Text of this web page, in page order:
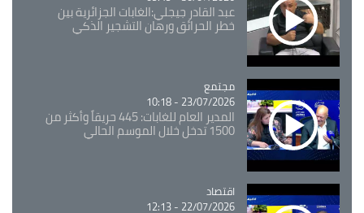
عبد القادر جيجلي:الغابات الجزائرية بين
خطر الحرائق ورهان التشجير الذكي
Catégorie
مجتمع
23/07/2026 - 10:18
المدير العام للغابات: 445 حريقاً وأكثر من
1500 تدخل خلال الموسم الحالي
Catégorie
اقتصاد
22/07/2026 - 12:13